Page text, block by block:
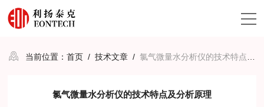
当前位置：首页 /技术文章 /氯气微量水分析仪的技术特点及分析原理
氯气微量水分析仪的技术特点及分析原理